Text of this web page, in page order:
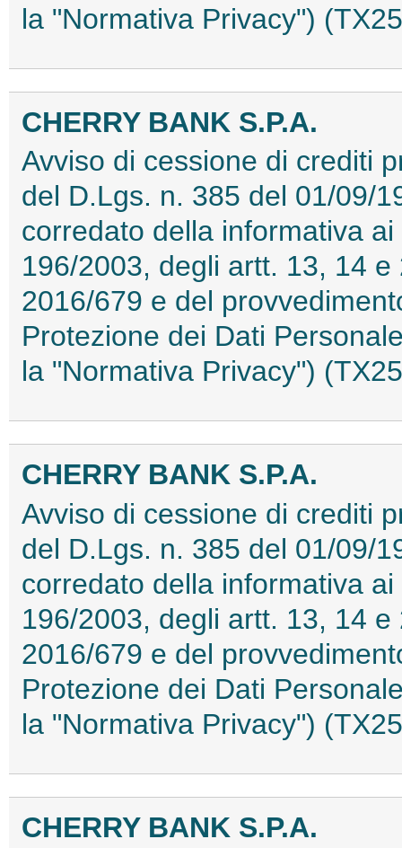
la "Normativa Privacy")
CHERRY BANK S.P.A.
Avviso di cessione di crediti
del D.Lgs. n. 385 del 01/09/
corredato della informativa
196/2003, degli artt. 13, 14
2016/679 e del
Protezione dei Dati
la "Normativa Privacy")
CHERRY BANK S.P.A.
Avviso di cessione di crediti
del D.Lgs. n. 385 del 01/09/
corredato della informativa
196/2003, degli artt. 13, 14
2016/679 e del
Protezione dei Dati
la "Normativa Privacy")
CHERRY BANK S.P.A.